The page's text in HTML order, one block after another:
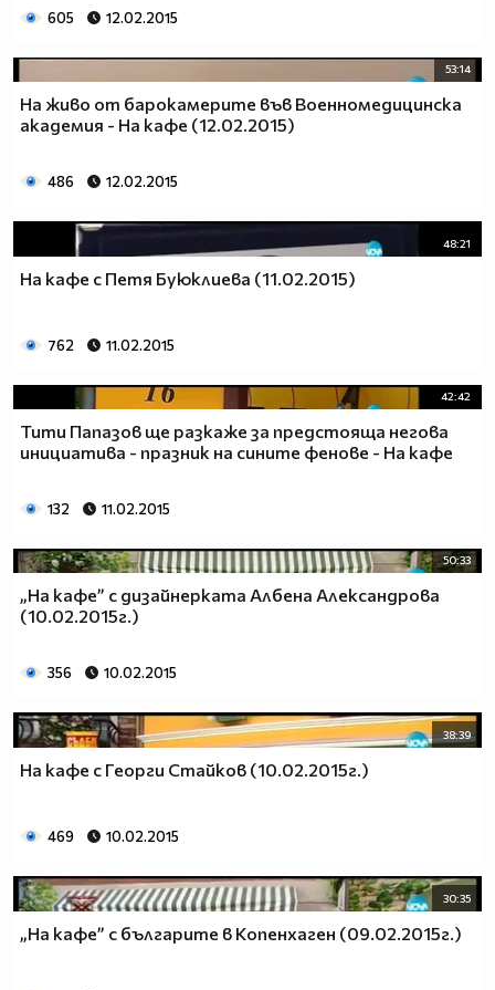
605 12.02.2015
53:14
На живо от барокамерите във Военномедицинска
академия - На кафе (12.02.2015)
486 12.02.2015
48:21
На кафе с Петя Буюклиева (11.02.2015)
762 11.02.2015
42:42
Тити Папазов ще разкаже за предстояща негова
инициатива - празник на сините фенове - На кафе
132 11.02.2015
50:33
„На кафе” с дизайнерката Албена Александрова
(10.02.2015г.)
356 10.02.2015
38:39
На кафе с Георги Стайков (10.02.2015г.)
469 10.02.2015
30:35
„На кафе” с българите в Копенхаген (09.02.2015г.)